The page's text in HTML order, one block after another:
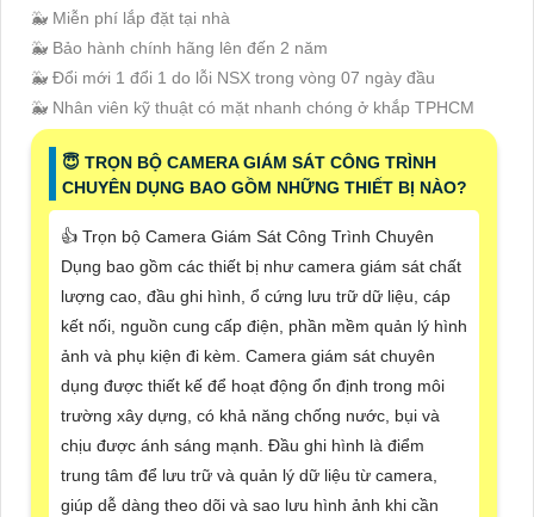
🐳 Miễn phí lắp đặt tại nhà
🐳 Bảo hành chính hãng lên đến 2 năm
🐳 Đổi mới 1 đổi 1 do lỗi NSX trong vòng 07 ngày đầu
🐳 Nhân viên kỹ thuật có mặt nhanh chóng ở khắp TPHCM
😇 TRỌN BỘ CAMERA GIÁM SÁT CÔNG TRÌNH
CHUYÊN DỤNG BAO GỒM NHỮNG THIẾT BỊ NÀO?
👍 Trọn bộ Camera Giám Sát Công Trình Chuyên
Dụng bao gồm các thiết bị như camera giám sát chất
lượng cao, đầu ghi hình, ổ cứng lưu trữ dữ liệu, cáp
kết nối, nguồn cung cấp điện, phần mềm quản lý hình
ảnh và phụ kiện đi kèm. Camera giám sát chuyên
dụng được thiết kế để hoạt động ổn định trong môi
trường xây dựng, có khả năng chống nước, bụi và
chịu được ánh sáng mạnh. Đầu ghi hình là điểm
trung tâm để lưu trữ và quản lý dữ liệu từ camera,
giúp dễ dàng theo dõi và sao lưu hình ảnh khi cần